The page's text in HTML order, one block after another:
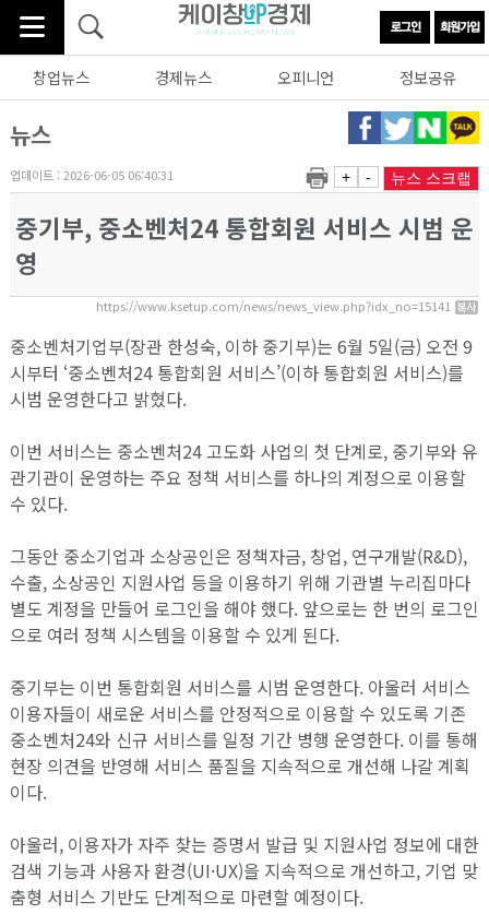
창업뉴스 경제뉴스 오피니언 정보공유
뉴스
업데이트 : 2026-06-05 06:40:31 + - 뉴스 스크랩
중기부, 중소벤처24 통합회원 서비스 시범 운
영
https://www.ksetup.com/news/news_view.php?idx_no=15141
중소벤처기업부(장관 한성숙, 이하 중기부)는 6월 5일(금) 오전 9
시부터 ‘중소벤처24 통합회원 서비스’(이하 통합회원 서비스)를
시범 운영한다고 밝혔다.
이번 서비스는 중소벤처24 고도화 사업의 첫 단계로, 중기부와 유
관기관이 운영하는 주요 정책 서비스를 하나의 계정으로 이용할
수 있다.
그동안 중소기업과 소상공인은 정책자금, 창업, 연구개발(R&D),
수출, 소상공인 지원사업 등을 이용하기 위해 기관별 누리집마다
별도 계정을 만들어 로그인을 해야 했다. 앞으로는 한 번의 로그인
으로 여러 정책 시스템을 이용할 수 있게 된다.
중기부는 이번 통합회원 서비스를 시범 운영한다. 아울러 서비스
이용자들이 새로운 서비스를 안정적으로 이용할 수 있도록 기존
중소벤처24와 신규 서비스를 일정 기간 병행 운영한다. 이를 통해
현장 의견을 반영해 서비스 품질을 지속적으로 개선해 나갈 계획
이다.
아울러, 이용자가 자주 찾는 증명서 발급 및 지원사업 정보에 대한
검색 기능과 사용자 환경(UI·UX)을 지속적으로 개선하고, 기업 맞
춤형 서비스 기반도 단계적으로 마련할 예정이다.